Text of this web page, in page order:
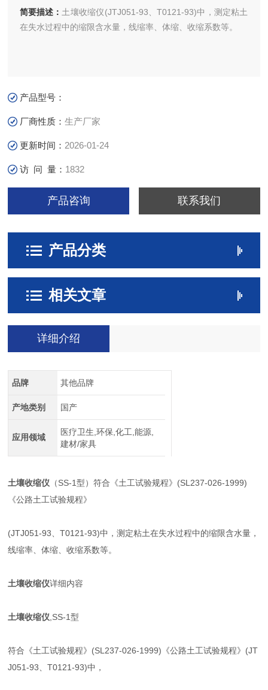
简要描述： 土壤收缩仪(JTJ051-93、T0121-93)中，测定粘土
在失水过程中的缩限含水量，线缩率、体缩、收缩系数等。
产品型号：
厂商性质：生产厂家
更新时间： 2026-01-24
访 问 量： 1832
产品咨询 联系我们
产品分类
相关文章
详细介绍
品牌 其他品牌
产地类别 国产
应用领域
医疗卫生,环保,化工,能源,
建材/家具
土壤收缩仪 （SS-1型）符合《土工试验规程》(SL237-026-1999)
《公路土工试验规程》
(JTJ051-93、T0121-93)中，测定粘土在失水过程中的缩限含水量，
线缩率、体缩、收缩系数等。
土壤收缩仪详细内容
土壤收缩仪 ,SS-1型
符合《土工试验规程》(SL237-026-1999)《公路土工试验规程》(JT
J051-93、T0121-93)中，